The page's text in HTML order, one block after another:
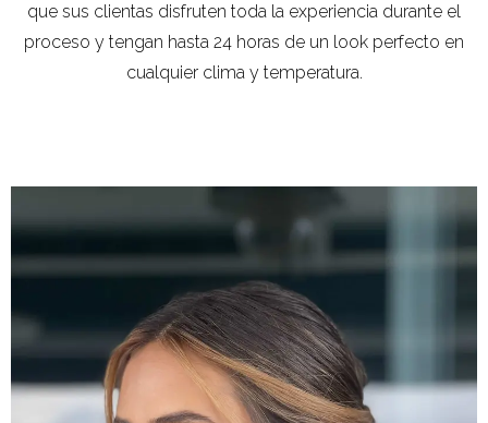
que sus clientas disfruten toda la experiencia durante el
proceso y tengan hasta 24 horas de un look perfecto en
cualquier clima y temperatura.